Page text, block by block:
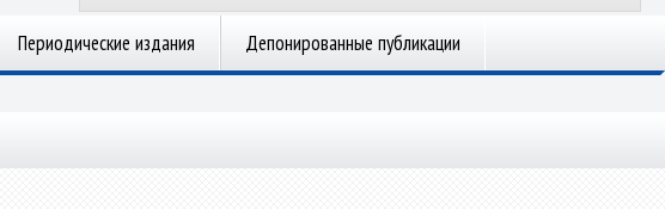
Периодические издания Депонированные публикации